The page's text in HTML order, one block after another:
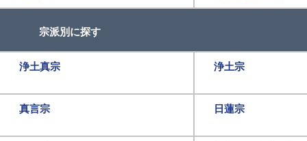
宗派別に探す
浄土真宗 浄土宗
真言宗 日蓮宗